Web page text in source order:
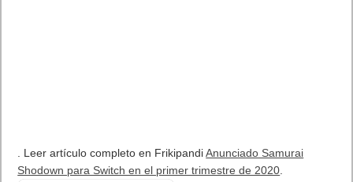
. Leer artículo completo en FrikipandiAnunciado Samurai
Shodown para Switch en el primer trimestre de 2020.